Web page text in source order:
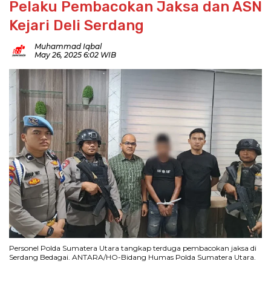
Pelaku Pembacokan Jaksa dan ASN
Kejari Deli Serdang
Muhammad Iqbal
May 26, 2025 6:02 WIB
Personel Polda Sumatera Utara tangkap terduga pembacokan jaksa di
Serdang Bedagai. ANTARA/HO-Bidang Humas Polda Sumatera Utara.